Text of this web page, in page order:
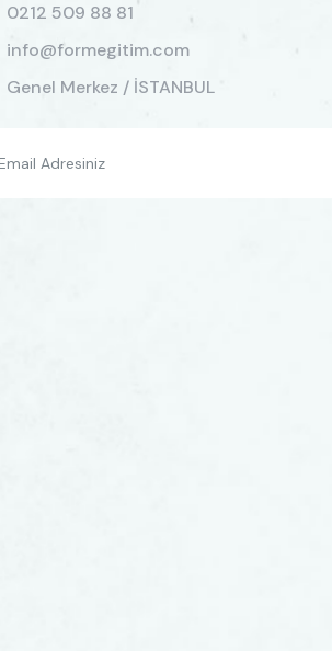
0212 509 88 81
info@formegitim.com
Genel Merkez / İSTANBUL